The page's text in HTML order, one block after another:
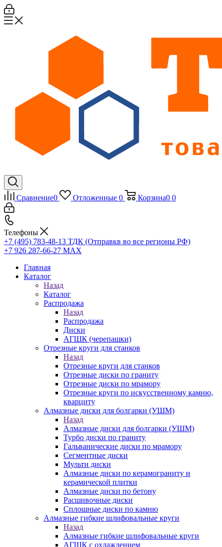
Сравнение0 Отложенные 0 Корзина0 0
Телефоны
+7 (495) 783-48-13 ТДК (Отправкв во все регионы РФ)
+7 926 287-66-27 МАХ
Главная
Каталог
Назад
Каталог
Распродажа
Назад
Распродажа
Диски
АГШК (черепашки)
Отрезные круги для станков
Назад
Отрезные круги для станков
Отрезные диски по граниту
Отрезные диски по мрамору
Отрезные круги по искусственному камню,
кварциту
Алмазные диски для болгарки (УШМ)
Назад
Алмазные диски для болгарки (УШМ)
Турбо диски по граниту
Гальванические диски по мрамору
Сегментные диски
Мульти диски
Алмазные диски по керамограниту и
керамической плитки
Алмазные диски по бетону
Расшивочные диски
Сплошные диски по камню
Алмазные гибкие шлифовальные круги
Назад
Алмазные гибкие шлифовальные круги
АГШК с охлаждением